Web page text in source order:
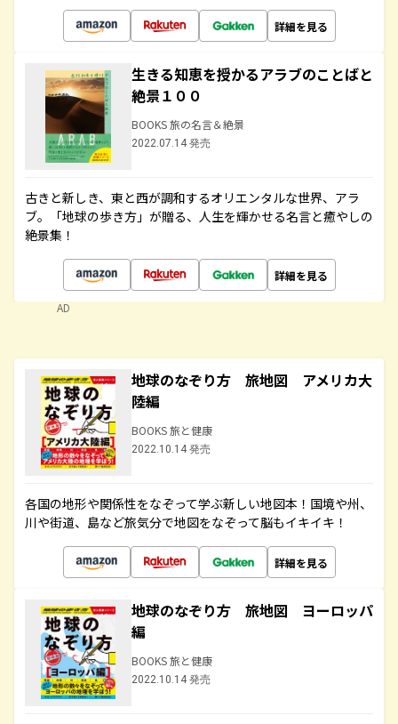
詳細を見る
生きる知恵を授かるアラブのことばと
絶景１００
BOOKS 旅の名言＆絶景
2022.07.14 発売
古きと新しき、東と西が調和するオリエンタルな世界、アラ
ブ。「地球の歩き方」が贈る、人生を輝かせる名言と癒やしの
絶景集！
詳細を見る
AD
地球のなぞり方 旅地図 アメリカ大
陸編
BOOKS 旅と健康
2022.10.14 発売
各国の地形や関係性をなぞって学ぶ新しい地図本！国境や州、
川や街道、島など旅気分で地図をなぞって脳もイキイキ！
詳細を見る
地球のなぞり方 旅地図 ヨーロッパ
編
BOOKS 旅と健康
2022.10.14 発売